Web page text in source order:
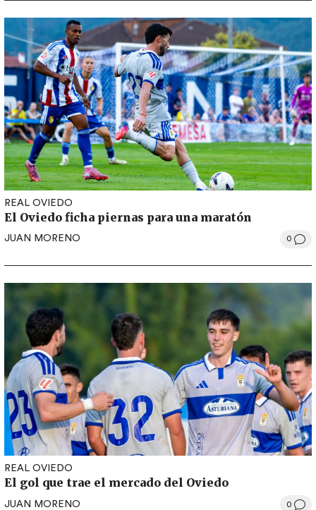
REAL OVIEDO
El Oviedo ficha piernas para una maratón
JUAN MORENO 0
REAL OVIEDO
El gol que trae el mercado del Oviedo
JUAN MORENO 0